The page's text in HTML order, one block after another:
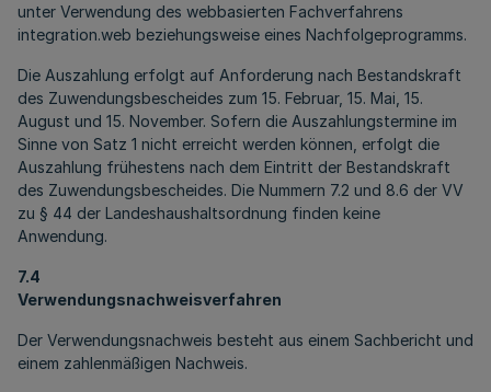
unter Verwendung des webbasierten Fachverfahrens
integration.web beziehungsweise eines Nachfolgeprogramms.
Die Auszahlung erfolgt auf Anforderung nach Bestandskraft
des Zuwendungsbescheides zum 15. Februar, 15. Mai, 15.
August und 15. November. Sofern die Auszahlungstermine im
Sinne von Satz 1 nicht erreicht werden können, erfolgt die
Auszahlung frühestens nach dem Eintritt der Bestandskraft
des Zuwendungsbescheides. Die Nummern 7.2 und 8.6 der VV
zu § 44 der Landeshaushaltsordnung finden keine
Anwendung.
7.4
Verwendungsnachweisverfahren
Der Verwendungsnachweis besteht aus einem Sachbericht und
einem zahlenmäßigen Nachweis.